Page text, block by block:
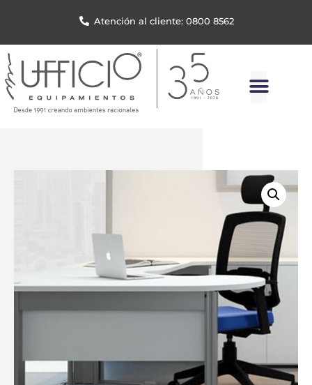
Atención al cliente: 0800 8562